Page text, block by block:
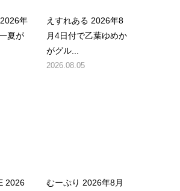
年
夏が
えすれある 2026年8
月4日付で乙葉ゆめか
がグル...
2026.08.05
2026
むーぷり 2026年8月